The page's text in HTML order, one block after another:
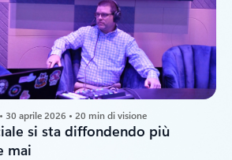
• 30 aprile 2026 • 20 min di visione
si sta diffondendo più
mai